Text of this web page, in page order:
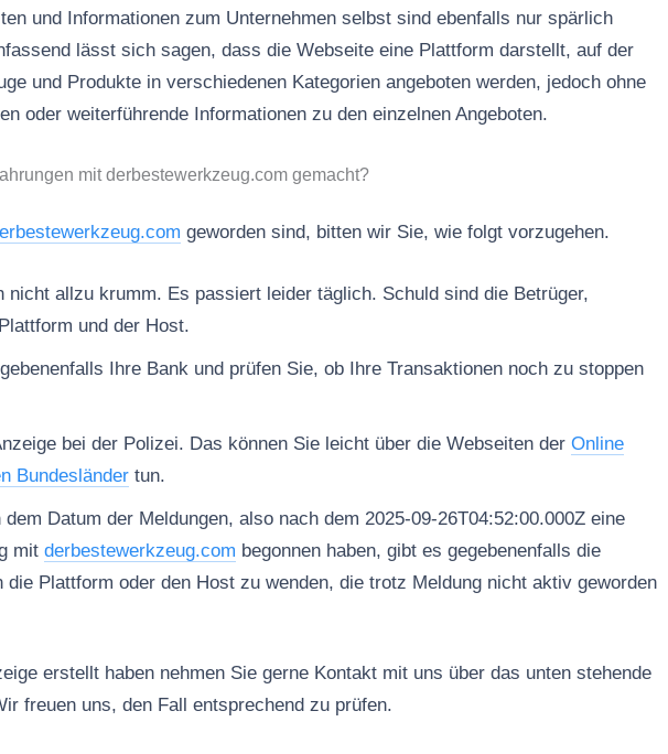
und Informationen zum Unternehmen selbst sind ebenfalls nur spärlich
lässt sich sagen, dass die Webseite eine Plattform darstellt, auf der
und Produkte in verschiedenen Kategorien angeboten werden, jedoch ohne
oder weiterführende Informationen zu den einzelnen Angeboten.
mit derbestewerkzeug.com gemacht?
geworden sind, bitten wir Sie, wie folgt vorzugehen.
nicht allzu krumm. Es passiert leider täglich. Schuld sind die Betrüger,
und der Host.
Ihre Bank und prüfen Sie, ob Ihre Transaktionen noch zu stoppen
bei der Polizei. Das können Sie leicht über die Webseiten der Online
Bundesländer tun.
Datum der Meldungen, also nach dem 2025-09-26T04:52:00.000Z eine
mit derbestewerkzeug.com begonnen haben, gibt es gegebenenfalls die
Plattform oder den Host zu wenden, die trotz Meldung nicht aktiv geworden
erstellt haben nehmen Sie gerne Kontakt mit uns über das unten stehende
freuen uns, den Fall entsprechend zu prüfen.